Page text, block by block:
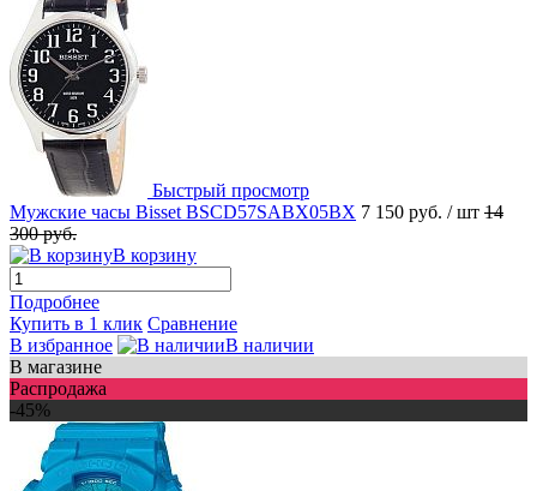
Быстрый просмотр
Мужские часы Bisset BSCD57SABX05BX 7 150 руб. / шт 14
300 руб.
В корзину
Подробнее
Купить в 1 клик Сравнение
В избранное
В наличии
В магазине
Распродажа
-45%